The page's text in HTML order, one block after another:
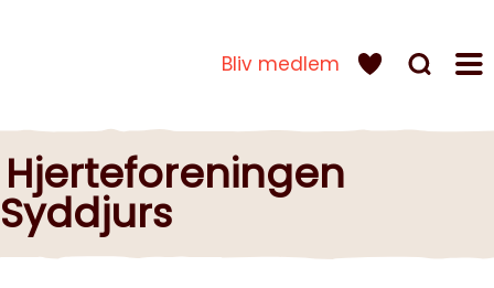
Bliv medlem
Hjerteforeningen
Syddjurs